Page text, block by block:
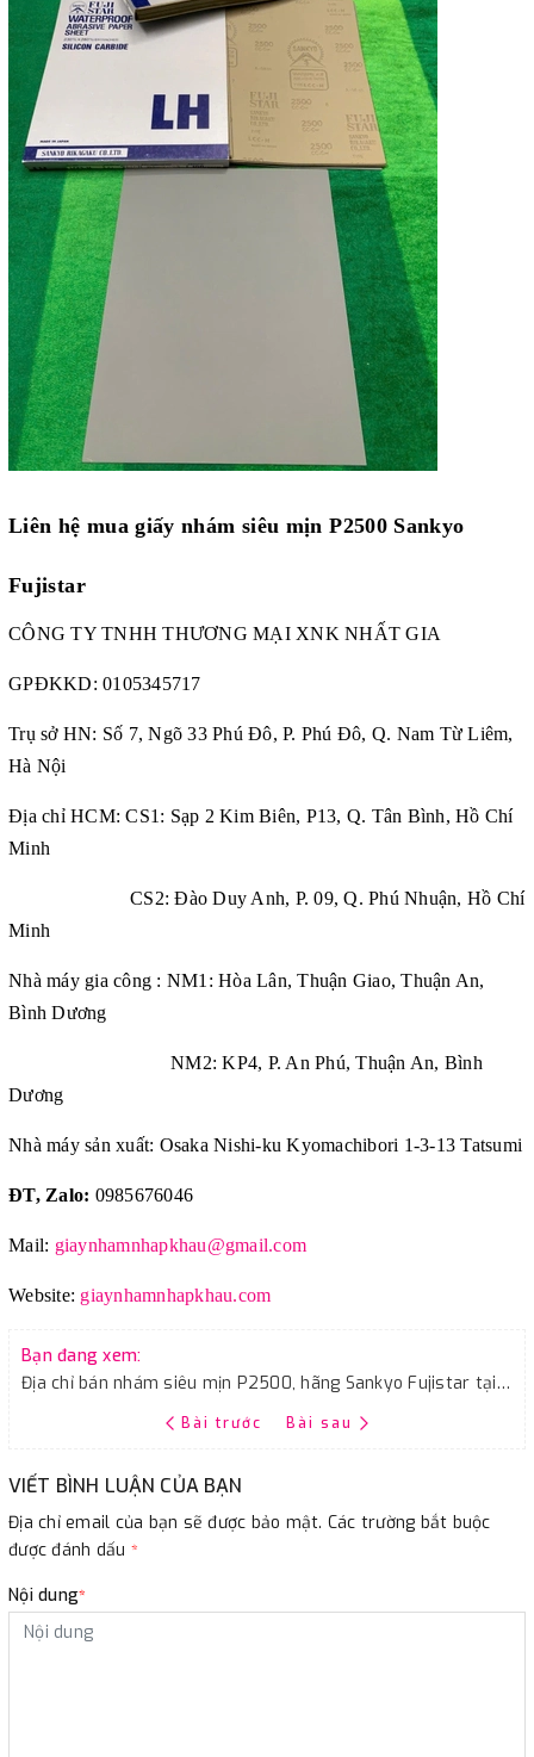
Liên hệ mua giấy nhám siêu mịn P2500 Sankyo
Fujistar
CÔNG TY TNHH THƯƠNG MẠI XNK NHẤT GIA
GPĐKKD: 0105345717
Trụ sở HN: Số 7, Ngõ 33 Phú Đô, P. Phú Đô, Q. Nam Từ Liêm,
Hà Nội
Địa chỉ HCM: CS1: Sạp 2 Kim Biên, P13, Q. Tân Bình, Hồ Chí
Minh
CS2: Đào Duy Anh, P. 09, Q. Phú Nhuận, Hồ Chí
Minh
Nhà máy gia công : NM1: Hòa Lân, Thuận Giao, Thuận An,
Bình Dương
NM2: KP4, P. An Phú, Thuận An, Bình
Dương
Nhà máy sản xuất: Osaka Nishi-ku Kyomachibori 1-3-13 Tatsumi
ĐT, Zalo: 0985676046
Mail: giaynhamnhapkhau@gmail.com
Website: giaynhamnhapkhau.com
Bạn đang xem:
Địa chỉ bán nhám siêu mịn P2500, hãng Sankyo Fujistar tại Hà Nội
Bài trước Bài sau
VIẾT BÌNH LUẬN CỦA BẠN
Địa chỉ email của bạn sẽ được bảo mật. Các trường bắt buộc
được đánh dấu *
Nội dung*